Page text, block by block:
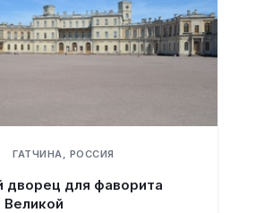
ГАТЧИНА, РОССИЯ
дворец для фаворита
Великой